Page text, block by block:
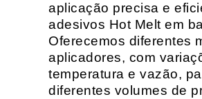
aplicação precisa e
adesivos Hot Melt em
Oferecemos diferentes
aplicadores, com
temperatura e vazão,
diferentes volumes de